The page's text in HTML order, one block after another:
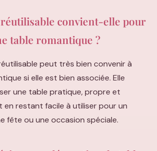
réutilisable convient-elle pour
table romantique ?
peut très bien convenir à
si elle est bien associée. Elle
une table pratique, propre et
restant facile à utiliser pour un
fête ou une occasion spéciale.